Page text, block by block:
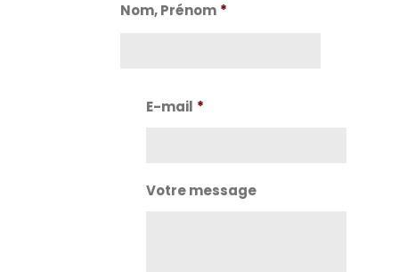
Nom, Prénom *
E-mail *
Votre message